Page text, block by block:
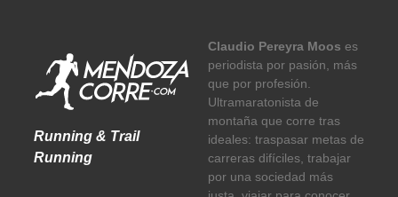
Running & Trail
Running
Claudio Pereyra Moos es
periodista por pasión, más
que por profesión.
Ultramaratonista de
montaña que corre tras
ideales: traspasar metas de
carreras difíciles, trabajar
por una sociedad más